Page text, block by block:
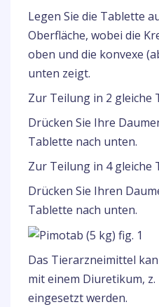
Legen Sie die Tablette
Oberfläche, wobei die
oben und die konvexe
unten zeigt.
Zur Teilung in 2 gleiche
Drücken Sie Ihre
Tablette nach unten.
Zur Teilung in 4 gleiche
Drücken Sie Ihren
Tablette nach unten.
Das Tierarzneimittel
mit einem Diuretikum, z.
eingesetzt werden.